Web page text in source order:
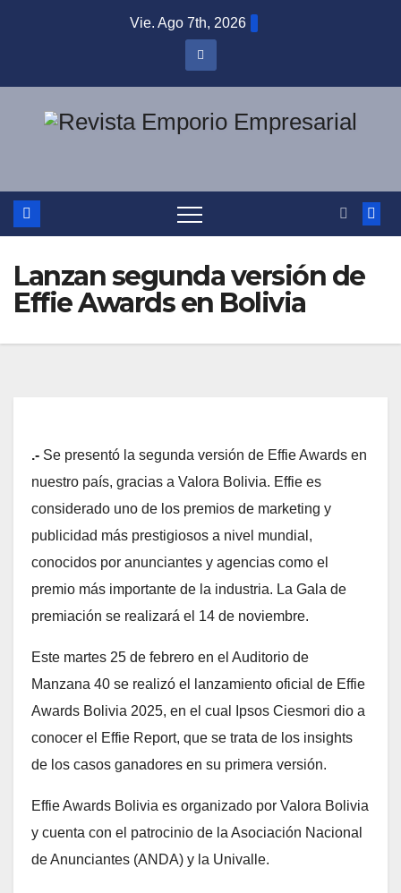
Vie. Ago 7th, 2026
Lanzan segunda versión de
Effie Awards en Bolivia
.- Se presentó la segunda versión de Effie Awards en
nuestro país, gracias a Valora Bolivia. Effie es
considerado uno de los premios de marketing y
publicidad más prestigiosos a nivel mundial,
conocidos por anunciantes y agencias como el
premio más importante de la industria. La Gala de
premiación se realizará el 14 de noviembre.
Este martes 25 de febrero en el Auditorio de
Manzana 40 se realizó el lanzamiento oficial de Effie
Awards Bolivia 2025, en el cual Ipsos Ciesmori dio a
conocer el Effie Report, que se trata de los insights
de los casos ganadores en su primera versión.
Effie Awards Bolivia es organizado por Valora Bolivia
y cuenta con el patrocinio de la Asociación Nacional
de Anunciantes (ANDA) y la Univalle.